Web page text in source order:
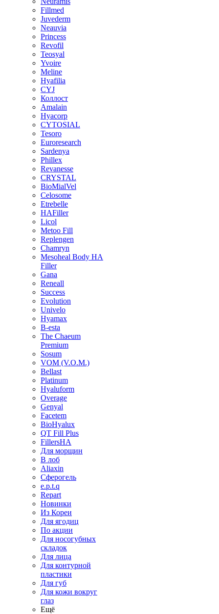
Fillmed
Juvederm
Neauvia
Princess
Revofil
Teosyal
Yvoire
Meline
Hyafilia
CYJ
Коллост
Amalain
Hyacorp
CYTOSIAL
Tesoro
Euroresearch
Sardenya
Phillex
Revanesse
CRYSTAL
BioMialVel
Celosome
Etrebelle
HAFiller
Licol
Metoo Fill
Replengen
Chamryn
Mesoheal Body HA
Filler
Gana
Reneall
Success
Evolution
Univelo
Hyamax
B-esta
The Chaeum
Premium
Sosum
VOM (V.O.M.)
Bellast
Platinum
Hyaluform
Overage
Genyal
Facetem
BioHyalux
QT Fill Plus
FillersHA
Для морщин
В лоб
Aliaxin
Сферогель
e.p.t.q
Repart
Новинки
Из Кореи
Для ягодиц
По акции
Для носогубных
складок
Для лица
Для контурной
пластики
Для губ
Для кожи вокруг
глаз
Ещё